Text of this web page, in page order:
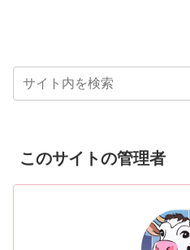
このサイトの管理者